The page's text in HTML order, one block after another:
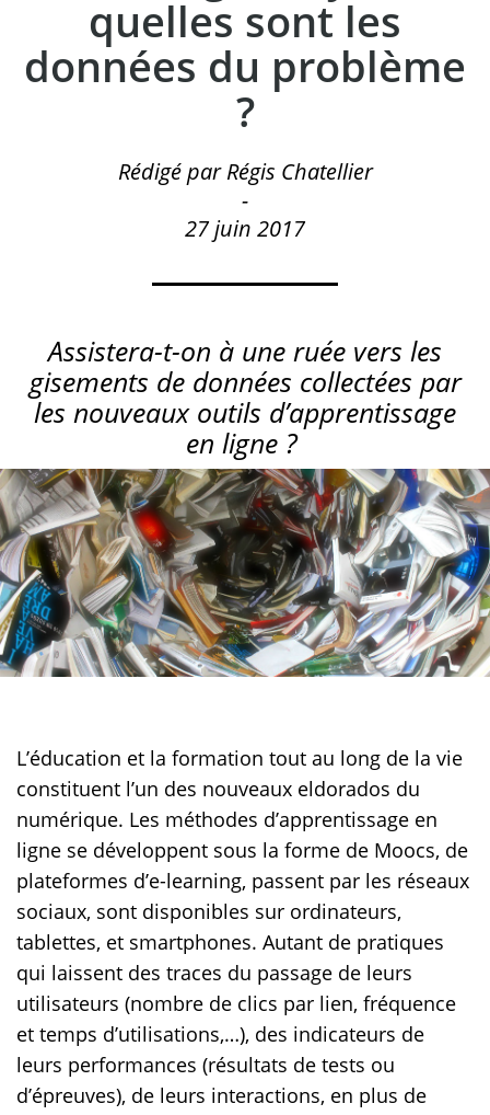
quelles sont les
données du problème
?
Rédigé par Régis Chatellier
-
27 juin 2017
Assistera-t-on à une ruée vers les
gisements de données collectées par
les nouveaux outils d’apprentissage
en ligne ?
L’éducation et la formation tout au long de la vie
constituent l’un des nouveaux eldorados du
numérique. Les méthodes d’apprentissage en
ligne se développent sous la forme de Moocs, de
plateformes d’e-learning, passent par les réseaux
sociaux, sont disponibles sur ordinateurs,
tablettes, et smartphones. Autant de pratiques
qui laissent des traces du passage de leurs
utilisateurs (nombre de clics par lien, fréquence
et temps d’utilisations,…), des indicateurs de
leurs performances (résultats de tests ou
d’épreuves), de leurs interactions, en plus de